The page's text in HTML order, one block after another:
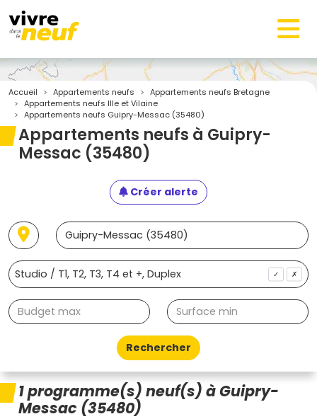
Accueil Appartements neufs
Appartements neufs Bretagne
Appartements neufs Ille et Vilaine
Appartements neufs Guipry-Messac (35480)
Appartements neufs à Guipry-
Messac (35480)
Créer alerte
✓ ✗
Rechercher
1 programme(s) neuf(s) à Guipry-
Messac (35480)